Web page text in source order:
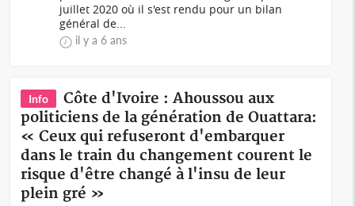
juillet 2020 où il s'est rendu pour un bilan
général de...
il y a 6 ans
Info
Côte d'Ivoire : Ahoussou aux
politiciens de la génération de Ouattara:
« Ceux qui refuseront d'embarquer
dans le train du changement courent le
risque d'être changé à l'insu de leur
plein gré »